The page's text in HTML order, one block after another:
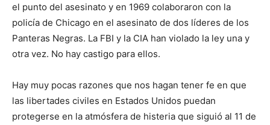
el punto del asesinato y en 1969 colaboraron con la
policía de Chicago en el asesinato de dos líderes de los
Panteras Negras. La FBI y la CIA han violado la ley una y
otra vez. No hay castigo para ellos.
Hay muy pocas razones que nos hagan tener fe en que
las libertades civiles en Estados Unidos puedan
protegerse en la atmósfera de histeria que siguió al 11 de